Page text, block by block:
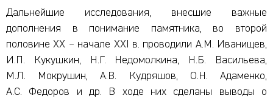
Дальнейшие исследования, внесшие важные
дополнения в понимание памятника, во второй
половине XX – начале XXI в. проводили А.М. Иванищев,
И.П. Кукушкин, Н.Г. Недомолкина, Н.Б. Васильева,
М.Л. Мокрушин, А.В. Кудряшов, О.Н. Адаменко,
А.С. Федоров и др. В ходе них сделаны выводы о